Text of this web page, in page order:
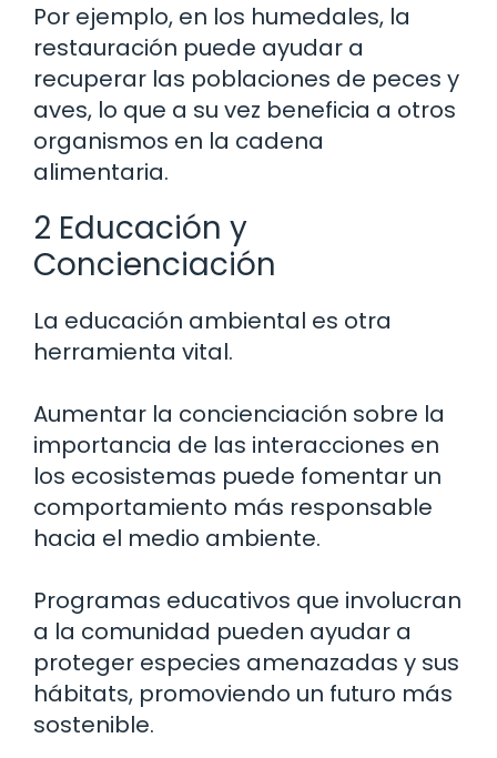
Por ejemplo, en los humedales, la
restauración puede ayudar a
recuperar las poblaciones de peces y
aves, lo que a su vez beneficia a otros
organismos en la cadena
alimentaria.
2 Educación y
Concienciación
La educación ambiental es otra
herramienta vital.
Aumentar la concienciación sobre la
importancia de las interacciones en
los ecosistemas puede fomentar un
comportamiento más responsable
hacia el medio ambiente.
Programas educativos que involucran
a la comunidad pueden ayudar a
proteger especies amenazadas y sus
hábitats, promoviendo un futuro más
sostenible.